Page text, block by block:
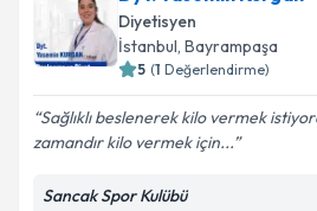
Diyetisyen
İstanbul, Bayrampaşa
5 (1 Değerlendirme)
Sağlıklı beslenerek kilo vermek
zamandır kilo vermek için...
Sancak Spor Kulübü